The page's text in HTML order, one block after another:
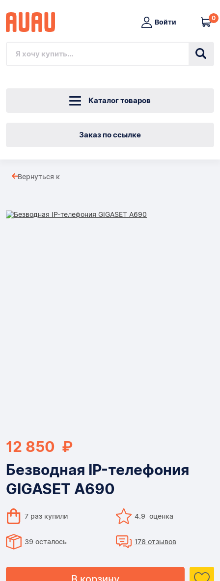
Войти
0
Каталог товаров
Заказ по ссылке
телефония
Вернуться к
12 850 ₽
Безводная IP-телефония
GIGASET A690
7 раз купили 4.9 оценка
39 осталось 178 отзывов